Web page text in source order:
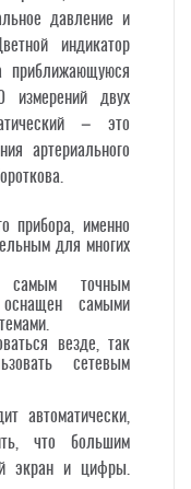
давление и
индикатор
приближающуюся
измерений двух
– это
артериального
прибора, именно
для многих
самым точным
самыми
везде, так
сетевым
автоматически,
что большим
экран и цифры.